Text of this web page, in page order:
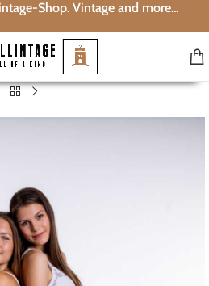
Shop. Vintage and more...